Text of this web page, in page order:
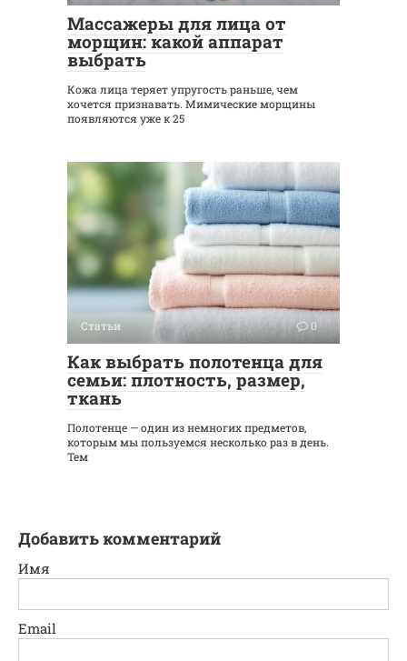
Массажеры для лица от
морщин: какой аппарат
выбрать
Кожа лица теряет упругость раньше, чем
хочется признавать. Мимические морщины
появляются уже к 25
Статьи 0
Как выбрать полотенца для
семьи: плотность, размер,
ткань
Полотенце — один из немногих предметов,
которым мы пользуемся несколько раз в день.
Тем
Добавить комментарий
Имя
Email